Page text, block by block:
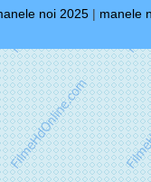
noi 2025 | manele